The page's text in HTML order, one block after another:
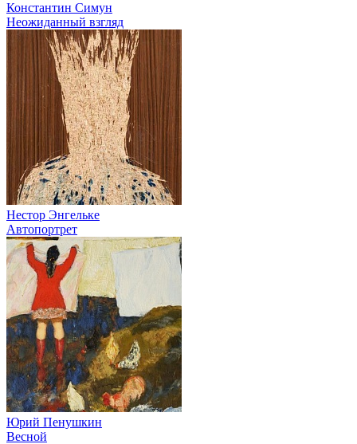
Константин Симун
Неожиданный взгляд
Нестор Энгельке
Автопортрет
Юрий Пенушкин
Весной